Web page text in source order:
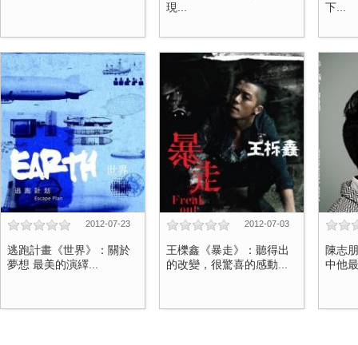
現...
下...
2012-07-23
逃跑計畫《世界》：關於
夢想 最美的演繹...
2012-07-03
王櫟鑫《暴走》：聽得出
的改變，很驚喜的感動...
陳志
中他